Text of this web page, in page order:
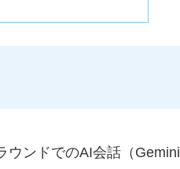
ウンドでのAI会話（Gemini